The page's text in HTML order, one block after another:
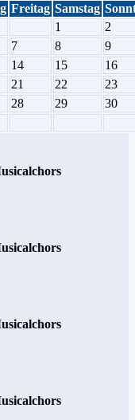
Freitag Samstag
1
2
7 8
9
14 15
16
21 22
23
28 29
30